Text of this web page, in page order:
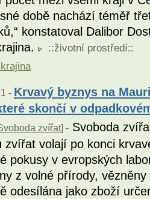
době nachází téměř
konstatoval Dalibor
::životní prostředí::
- Krvavý byznys na
skončí v
zvířat] - Svoboda
zvířat volají po konci
pokusy v evropských
z volné přírody,
odesílána jako zboží